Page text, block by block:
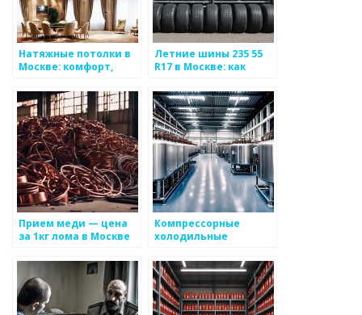
Натяжные потолки в
Москве: комфорт,
Летние шины 235 55
R17 в Москве: как
оптимальный
вариант?
Прием меди — цена
за 1кг лома в Москве
Компрессорные
холодильные